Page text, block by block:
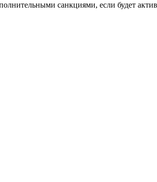
санкциями, если будет